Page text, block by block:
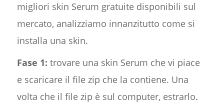
migliori skin Serum gratuite disponibili sul
mercato, analizziamo innanzitutto come si
installa una skin.
Fase 1: trovare una skin Serum che vi piace
e scaricare il file zip che la contiene. Una
volta che il file zip è sul computer, estrarlo.